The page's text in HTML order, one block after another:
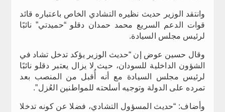
وانتقد الوزير حديث نظيره التشادي الخاص باعتباره قائد
قوات الدعم السريع محمد حمدان دقلو “حميدتي” نائبًا
لرئيس مجلس السيادة.
وقال حسين عوض إن “حديث الوزير يؤكد تدخل تشاد في
الشؤون الداخلية للسودان، حيث لا يزال يعتبر دقلو نائبًا
لرئيس مجلس السيادة مع أنه أُقبل من المنصب بعد
تمرده على الدولة وتوجيه أسلحته للمواطنين العُزل”.
وأضاف: “حديث المسؤول التشادي، فضلا عن كونه تدخلا